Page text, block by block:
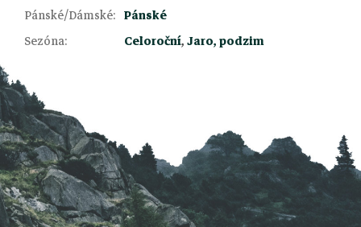
Pánské/Dámské: Pánské
Sezóna: Celoroční,Jaro, podzim
á
p
a
t